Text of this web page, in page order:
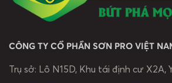
CÔNG TY CỔ PHẦN SƠN PRO VIỆT
Trụ sở: Lô N15D, Khu tái định cư X2A,